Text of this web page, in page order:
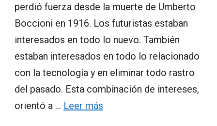
perdió fuerza desde la muerte de Umberto
Boccioni en 1916. Los futuristas estaban
interesados en todo lo nuevo. También
estaban interesados en todo lo relacionado
con la tecnología y en eliminar todo rastro
del pasado. Esta combinación de intereses,
orientó a … Leer más